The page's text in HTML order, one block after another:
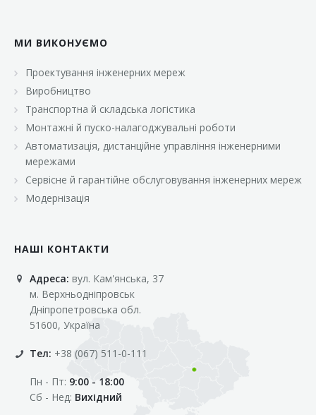
МИ ВИКОНУЄМО
Проектування інженерних мереж
Виробництво
Транспортна й складська логістика
Монтажні й пуско-налагоджувальні роботи
Автоматизація, дистанційне управління інженерними
мережами
Сервісне й гарантійне обслуговування інженерних мереж
Модернізація
НАШІ КОНТАКТИ
Адреса: вул. Кам'янська, 37
м. Верхньодніпровськ
Дніпропетровська обл.
51600, Україна
Тел: +38 (067) 511-0-111
Пн - Пт: 9:00 - 18:00
Сб - Нед: Вихідний